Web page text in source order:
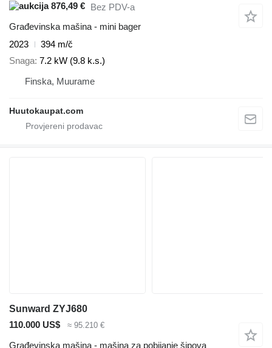
876,49 € Bez PDV-a
Građevinska mašina - mini bager
2023
394 m/č
Snaga 7.2 kW (9.8 k.s.)
Finska, Muurame
Huutokaupat.com
Sunward ZYJ680
110.000 US$
≈ 95.210 €
Građevinska mašina - mašina za pobijanje šipova